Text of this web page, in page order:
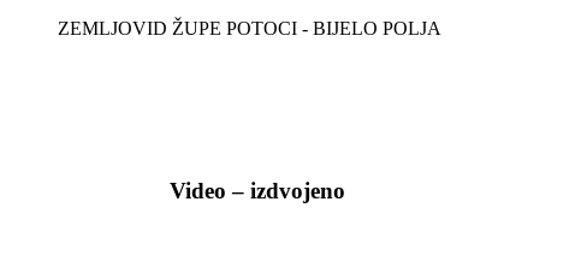
ZEMLJOVID ŽUPE POTOCI - BIJELO POLJA
Video – izdvojeno